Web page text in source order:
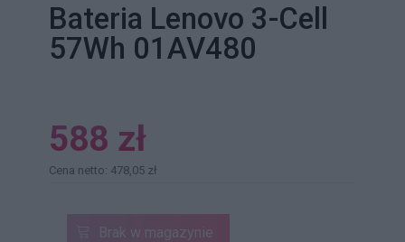
Bateria Lenovo 3-Cell
57Wh 01AV480
588 zł
Cena netto: 478,05 zł
Brak w magazynie